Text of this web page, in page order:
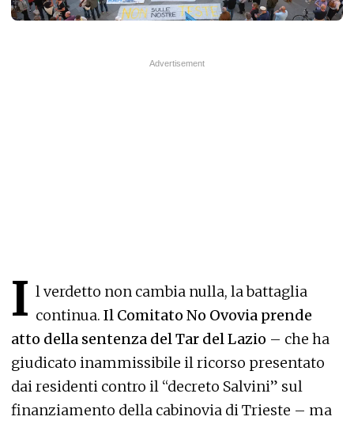
I l verdetto non cambia nulla, la battaglia
continua. Il Comitato No Ovovia prende
atto della sentenza del Tar del Lazio – che ha
giudicato inammissibile il ricorso presentato
dai residenti contro il “decreto Salvini” sul
finanziamento della cabinovia di Trieste – ma